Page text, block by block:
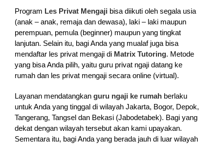
Program Les Privat Mengaji bisa diikuti oleh segala usia
(anak – anak, remaja dan dewasa), laki – laki maupun
perempuan, pemula (beginner) maupun yang tingkat
lanjutan. Selain itu, bagi Anda yang mualaf juga bisa
mendaftar les privat mengaji di Matrix Tutoring. Metode
yang bisa Anda pilih, yaitu guru privat ngaji datang ke
rumah dan les privat mengaji secara online (virtual).
Layanan mendatangkan guru ngaji ke rumahberlaku
untuk Anda yang tinggal di wilayah Jakarta, Bogor, Depok,
Tangerang, Tangsel dan Bekasi (Jabodetabek). Bagi yang
dekat dengan wilayah tersebut akan kami upayakan.
Sementara itu, bagi Anda yang berada jauh di luar wilayah